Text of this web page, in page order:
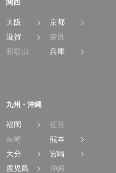
関西
大阪
京都
滋賀
奈良
和歌山
兵庫
九州・沖縄
福岡
佐賀
長崎
熊本
大分
宮崎
鹿児島
沖縄